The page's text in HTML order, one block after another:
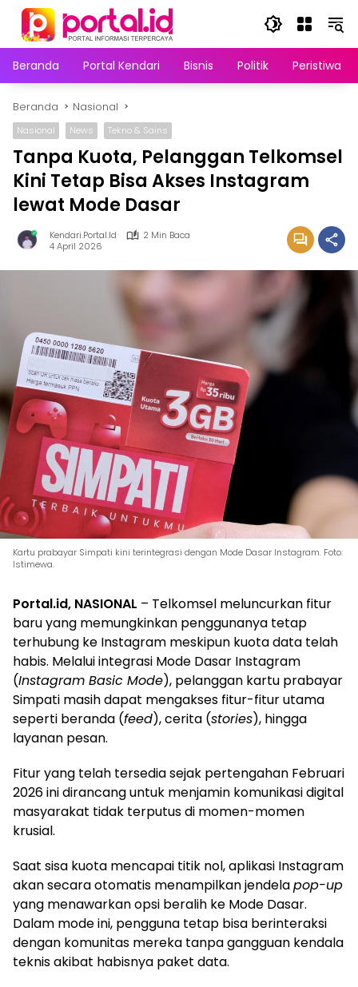
Langsung
konten
Beranda
Portal Kendari Bisnis Politik Peristiwa
Beranda Nasional
Nasional News Tekno & Sains
Tanpa Kuota, Pelanggan Telkomsel
Kini Tetap Bisa Akses Instagram
lewat Mode Dasar
Kendari.portal.id
2 Min Baca
4 April 2026
Kartu prabayar Simpati kini terintegrasi dengan Mode Dasar Instagram. Foto:
Istimewa.
Portal.id, NASIONAL – Telkomsel meluncurkan fitur
baru yang memungkinkan penggunanya tetap
terhubung ke Instagram meskipun kuota data telah
habis. Melalui integrasi Mode Dasar Instagram
(Instagram Basic Mode), pelanggan kartu prabayar
Simpati masih dapat mengakses fitur-fitur utama
seperti beranda (feed), cerita (stories), hingga
layanan pesan.
Fitur yang telah tersedia sejak pertengahan Februari
2026 ini dirancang untuk menjamin komunikasi digital
masyarakat tidak terputus di momen-momen
krusial.
Saat sisa kuota mencapai titik nol, aplikasi Instagram
akan secara otomatis menampilkan jendelapop-up
yang menawarkan opsi beralih ke Mode Dasar.
Dalam mode ini, pengguna tetap bisa berinteraksi
dengan komunitas mereka tanpa gangguan kendala
teknis akibat habisnya paket data.